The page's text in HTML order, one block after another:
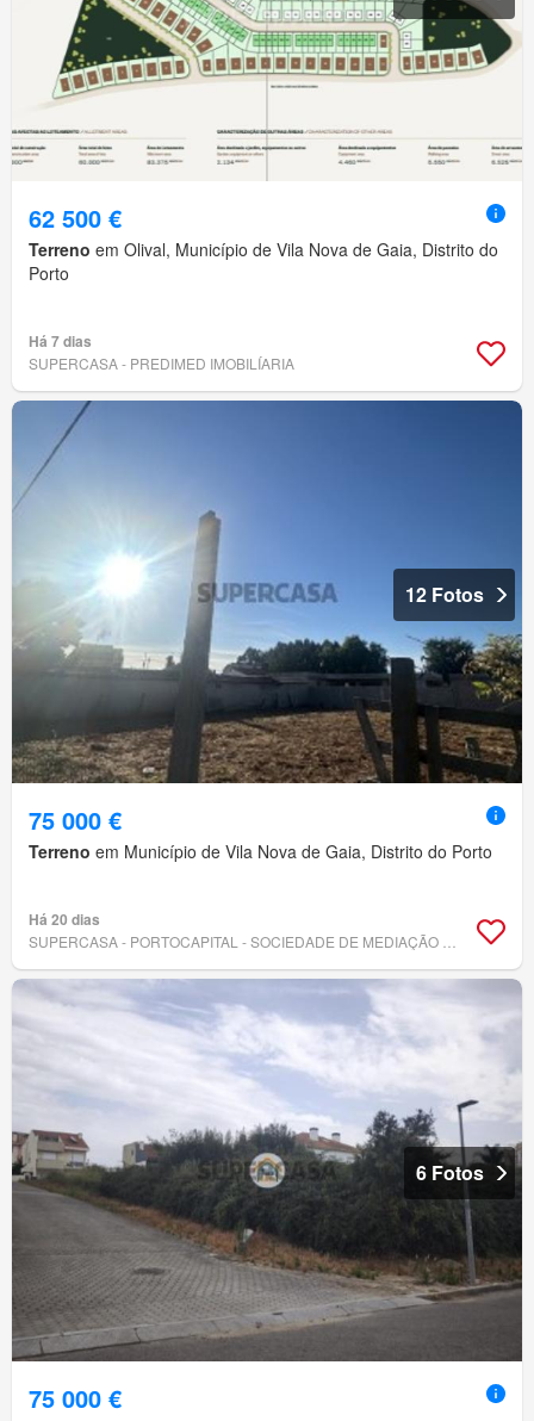
62 500 €
Terreno em Olival, Município de Vila Nova de Gaia, Distrito do
Porto
Há 7 dias
SUPERCASA - PREDIMED IMOBILÍARIA
12 Fotos
75 000 €
Terreno em Município de Vila Nova de Gaia, Distrito do Porto
Há 20 dias
6 Fotos
75 000 €